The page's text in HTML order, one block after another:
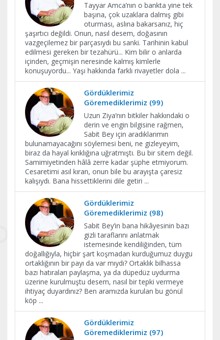
Tayyar Amca’nın o bankta yine tek
başına, çok uzaklara dalmış gibi
oturması, aslına bakarsanız, hiç
şaşırtıcı değildi. Onun, nasıl desem, doğasının
vazgeçilemez bir parçasıydı bu sanki. Tarihinin kabul
edilmesi gereken bir tezahürü... Kim bilir o anlarda
içinden, geçmişin neresinde kalmış kimlerle
konuşuyordu... Yaşı hakkında farklı rivayetler dola ...
Gördüklerimiz
Göremediklerimiz (99)
Uzun Ziya’nın bitkiler hakkındaki o
derin ve engin bilgisine rağmen,
Sabit Bey için aradıklarımın
bulunamayacağını söylemesi beni, ne gizleyeyim,
biraz da hayal kırıklığına uğratmıştı. Bu bir sitem değil.
Samimiyetinden hâlâ zerre kadar şüphe etmiyorum.
Cesaretimi asıl kıran, onun bile bu arayışta çaresiz
kalışıydı. Bana hissettiklerini dile getiri ...
Gördüklerimiz
Göremediklerimiz (98)
Sabit Bey’in bana hikâyesinin bazı
gizli taraflarını anlatmak
istemesinde kendiliğinden, tüm
doğallığıyla, hiçbir şart koşmadan kurduğumuz duygu
ortaklığının bir payı da var mıydı? Ortaklık bilhassa
bazı hatıraları paylaşma, ya da düpedüz uydurma
üzerine kurulmuştu desem, nasıl bir tepki vermeye
ihtiyaç duyardınız? Ben aramızda kurulan bu gönül
köp ...
Gördüklerimiz
Göremediklerimiz (97)